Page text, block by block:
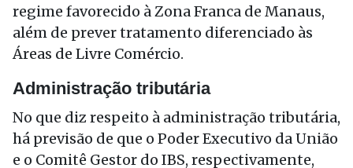
regime favorecido à Zona Franca de Manaus,
além de prever tratamento diferenciado às
Áreas de Livre Comércio.
Administração tributária
No que diz respeito à administração tributária,
há previsão de que o Poder Executivo da União
e o Comitê Gestor do IBS, respectivamente,